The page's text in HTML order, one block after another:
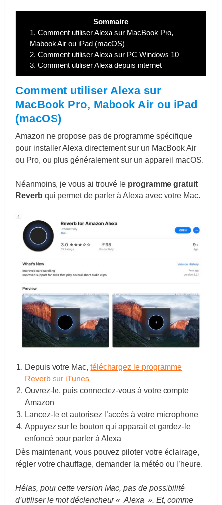
Sommaire
1. Comment utiliser Alexa sur MacBook Pro,
Mabook Air ou iPad (macOS)
2. Comment utiliser Alexa sur PC Windows 10
3. Comment utiliser Alexa depuis internet
Comment utiliser Alexa sur
MacBook Pro, Mabook Air ou iPad
(macOS)
Amazon ne propose pas de programme spécifique
pour installer Alexa directement sur un MacBook Air
ou Pro, ou plus généralement sur un appareil macOS.
Néanmoins, je vous ai trouvé le programme gratuit
Reverb qui permet de parler à Alexa avec votre Mac.
Depuis votre Mac,téléchargez le programme
Reverb sur iTunes
Ouvrez-le, puis connectez-vous à votre compte
Amazon
Lancez-le et autorisez l’accès à votre microphone
Appuyez sur le bouton qui apparait et gardez-le
enfoncé pour parler à Alexa
Dès maintenant, vous pouvez piloter votre éclairage,
régler votre chauffage, demander la météo ou l’heure.
Hélas, pour cette version Mac, pas de possibilité
d’utiliser le mot déclencheur « Alexa ». Et, comme